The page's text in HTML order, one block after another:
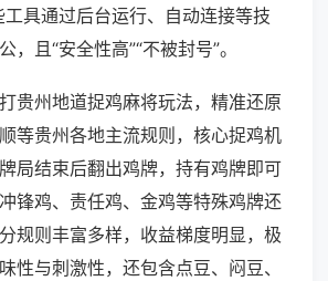
工具通过后台运行、自动连接等技
，且“安全性高”“不被封号”。
贵州地道捉鸡麻将玩法，精准还原
等贵州各地主流规则，核心捉鸡机
局结束后翻出鸡牌，持有鸡牌即可
锋鸡、责任鸡、金鸡等特殊鸡牌还
规则丰富多样，收益梯度明显，极
性与刺激性，还包含点豆、闷豆、